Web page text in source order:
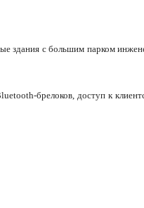
с большим парком
брелоков, доступ к